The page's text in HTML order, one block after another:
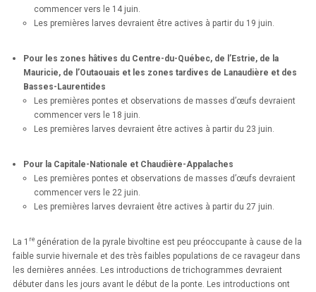
commencer vers le 14 juin.
Les premières larves devraient être actives à partir du 19 juin.
Pour les zones hâtives du Centre-du-Québec, de l’Estrie, de la
Mauricie, de l’Outaouais et les zones tardives de Lanaudière et des
Basses-Laurentides
Les premières pontes et observations de masses d’œufs devraient
commencer vers le 18 juin.
Les premières larves devraient être actives à partir du 23 juin.
Pour la Capitale-Nationale et Chaudière-Appalaches
Les premières pontes et observations de masses d’œufs devraient
commencer vers le 22 juin.
Les premières larves devraient être actives à partir du 27 juin.
La 1 re génération de la pyrale bivoltine est peu préoccupante à cause de la
faible survie hivernale et des très faibles populations de ce ravageur dans
les dernières années. Les introductions de trichogrammes devraient
débuter dans les jours avant le début de la ponte. Les introductions ont